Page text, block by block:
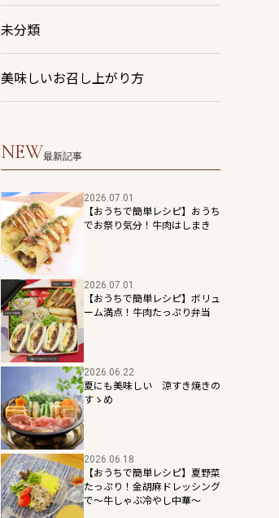
未分類
美味しいお召し上がり方
NEW最新記事
2026.07.01
【おうちで簡単レシピ】おうち
でお祭り気分！牛肉はしまき
2026.07.01
【おうちで簡単レシピ】ボリュ
ーム満点！牛肉たっぷり弁当
2026.06.22
夏にも美味しい 涼すき焼きの
すゝめ
2026.06.18
【おうちで簡単レシピ】夏野菜
たっぷり！金胡麻ドレッシング
で～牛しゃぶ冷やし中華～